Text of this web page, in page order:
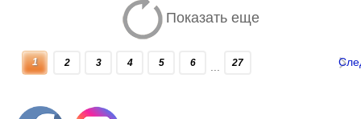
Показать еще
1 2 3 4 5 6 27